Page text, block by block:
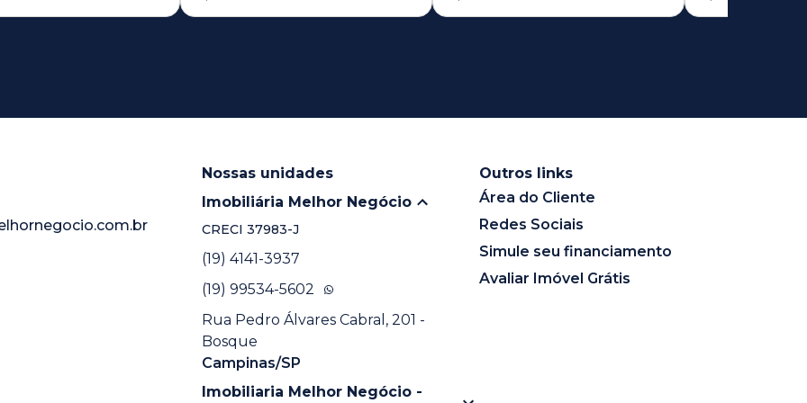
Nossas unidades
Imobiliária Melhor Negócio
CRECI 37983-J
(19) 4141-3937
(19) 99534-5602
Rua Pedro Álvares Cabral, 201 -
Bosque
Campinas/SP
Imobiliaria Melhor Negócio -
Outros links
Área do Cliente
Redes Sociais
Simule seu financiamento
Avaliar Imóvel Grátis